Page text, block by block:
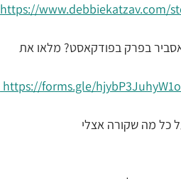
https://www.debbiekatzav.com/
בפרק בפודקאסט? מלאו את
https://forms.gle/
כל מה שקורה אצלי